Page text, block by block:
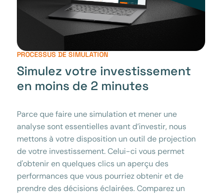
PROCESSUS DE SIMULATION
Simulez votre investissement
en moins de 2 minutes
Parce que faire une simulation et mener une
analyse sont essentielles avant d’investir, nous
mettons à votre disposition un outil de projection
de votre investissement. Celui-ci vous permet
d'obtenir en quelques clics un aperçu des
performances que vous pourriez obtenir et de
prendre des décisions éclairées. Comparez un